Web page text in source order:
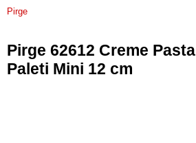
Pirge
Pirge 62612 Creme Pasta
Paleti Mini 12 cm